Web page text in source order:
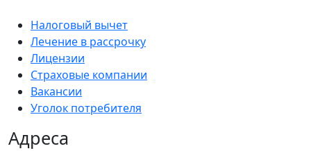
Налоговый вычет
Лечение в рассрочку
Лицензии
Страховые компании
Вакансии
Уголок потребителя
Адреса